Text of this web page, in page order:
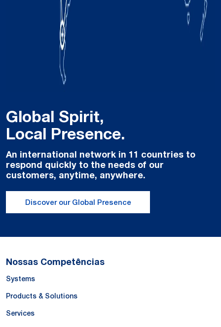
Global Spirit,
Local Presence.
An international network in 11 countries to
respond quickly to the needs of our
customers, anytime, anywhere.
Discover our Global Presence
Nossas Competências
Systems
Products & Solutions
Services